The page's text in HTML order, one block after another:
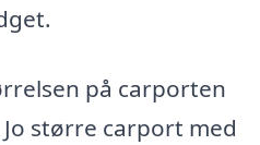
på carporten
større carport med